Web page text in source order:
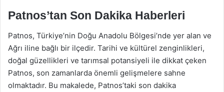
Patnos’tan Son Dakika Haberleri
Patnos, Türkiye’nin Doğu Anadolu Bölgesi’nde yer alan ve
Ağrı iline bağlı bir ilçedir. Tarihi ve kültürel zenginlikleri,
doğal güzellikleri ve tarımsal potansiyeli ile dikkat çeken
Patnos, son zamanlarda önemli gelişmelere sahne
olmaktadır. Bu makalede, Patnos’taki son dakika